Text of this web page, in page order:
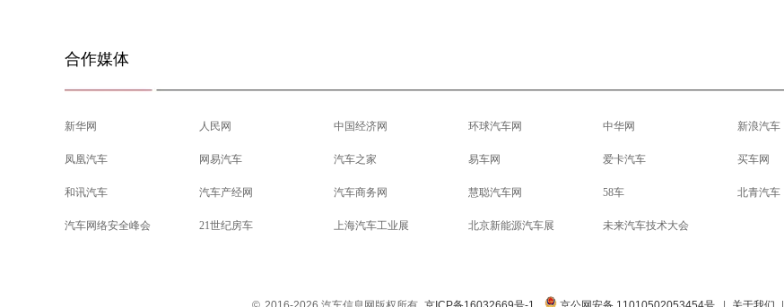
合作媒体
新华网 人民网 中国经济网 环球汽车网 中华网 新浪汽车
凤凰汽车 网易汽车 汽车之家 易车网 爱卡汽车 买车网
和讯汽车 汽车产经网 汽车商务网 慧聪汽车网 58车 北青汽车
汽车网络安全峰会 21世纪房车 上海汽车工业展 北京新能源汽车展 未来汽车技术大会